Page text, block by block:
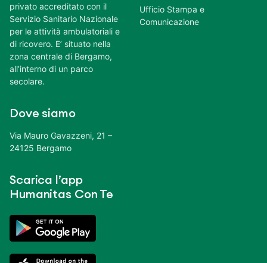
privato accreditato con il
Servizio Sanitario Nazionale
per le attività ambulatoriali e
di ricovero. E’ situato nella
zona centrale di Bergamo,
all’interno di un parco
secolare.
Dove siamo
Via Mauro Gavazzeni, 21 –
24125 Bergamo
Scarica l’app
Humanitas Con Te
Ufficio Stampa e
Comunicazione